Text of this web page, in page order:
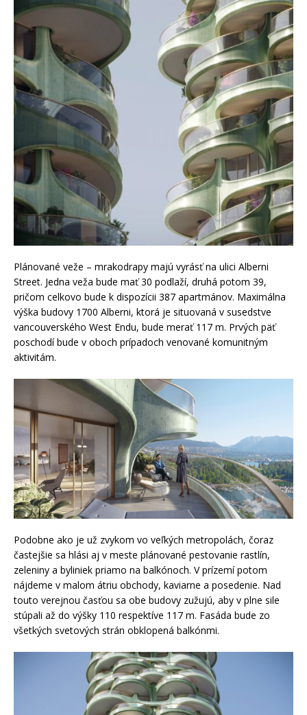
Plánované veže – mrakodrapy majú vyrásť na ulici Alberni
Street. Jedna veža bude mať 30 podlaží, druhá potom 39,
pričom celkovo bude k dispozícii 387 apartmánov. Maximálna
výška budovy 1700 Alberni, ktorá je situovaná v susedstve
vancouverského West Endu, bude merať 117 m. Prvých päť
poschodí bude v oboch prípadoch venované komunitným
aktivitám.
Podobne ako je už zvykom vo veľkých metropolách, čoraz
častejšie sa hlási aj v meste plánované pestovanie rastlín,
zeleniny a byliniek priamo na balkónoch. V prízemí potom
nájdeme v malom átriu obchody, kaviarne a posedenie. Nad
touto verejnou časťou sa obe budovy zužujú, aby v plne sile
stúpali až do výšky 110 respektíve 117 m. Fasáda bude zo
všetkých svetových strán obklopená balkónmi.